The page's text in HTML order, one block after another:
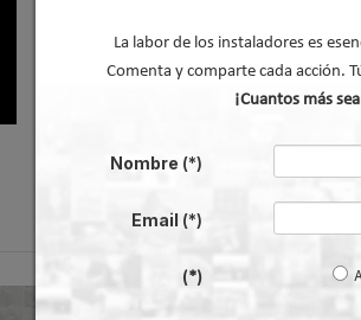
Caso de éxito - Sistema de evacuación de
humos de grupos electrógenos en una
La labor de los instaladores es
Comenta y comparte cada acción.
¡Cuantos más
Nombre (*)
Email (*)
(*)